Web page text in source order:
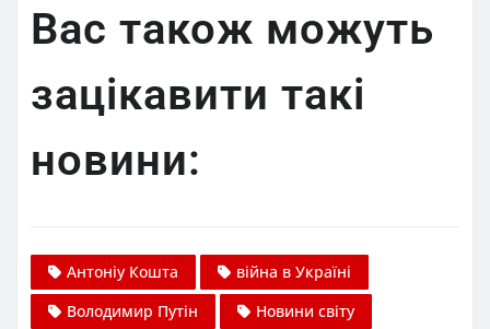
Вас також можуть
зацікавити такі
новини:
Антоніу Кошта
війна в Україні
Володимир Путін
Новини світу